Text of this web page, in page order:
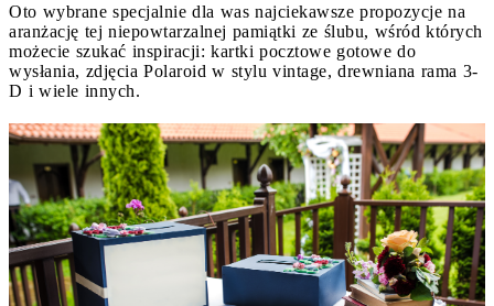
Oto wybrane specjalnie dla was najciekawsze propozycje na
aranżację tej niepowtarzalnej pamiątki ze ślubu, wśród których
możecie szukać inspiracji: kartki pocztowe gotowe do
wysłania, zdjęcia Polaroid w stylu vintage, drewniana rama 3-
D i wiele innych.